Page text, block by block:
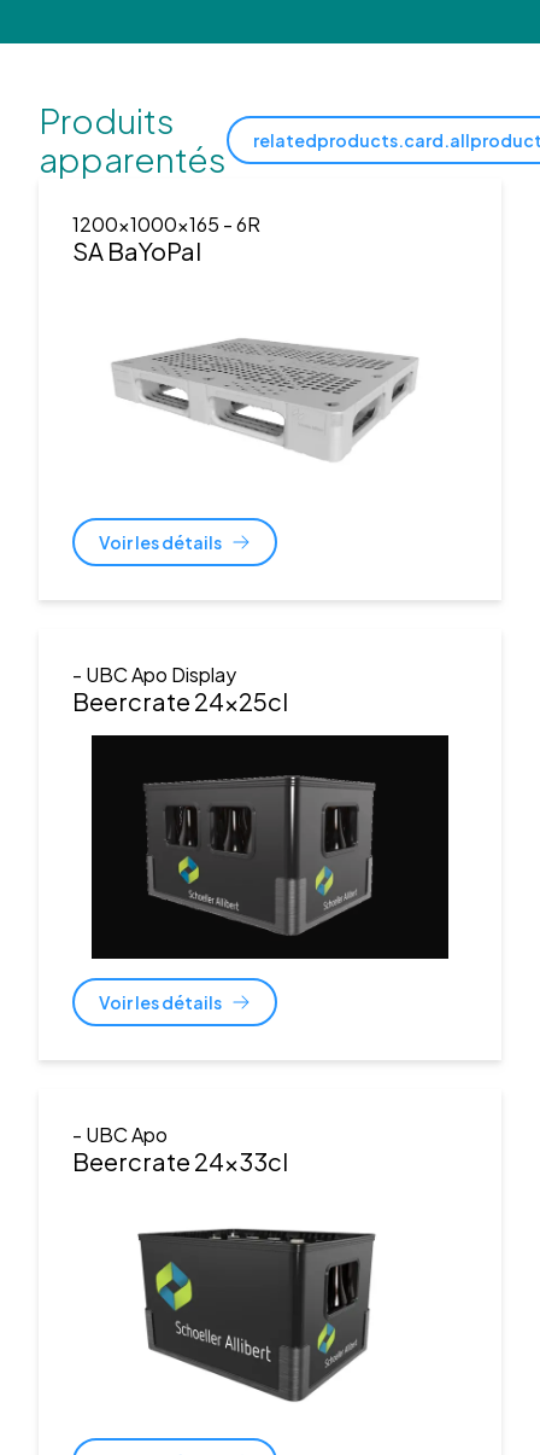
Produits
apparentés
1200x1000x165 - 6R
SA BaYoPal
Voir les détails
- UBC Apo Display
Beercrate 24x25cl
Voir les détails
- UBC Apo
Beercrate 24x33cl